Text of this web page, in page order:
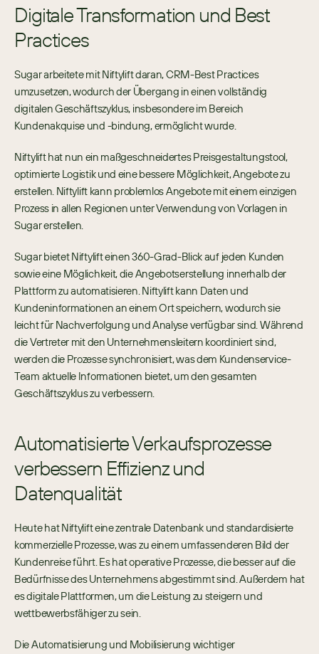
Digitale Transformation und Best
Practices
Sugar arbeitete mit Niftylift daran, CRM-Best Practices
umzusetzen, wodurch der Übergang in einen vollständig
digitalen Geschäftszyklus, insbesondere im Bereich
Kundenakquise und -bindung, ermöglicht wurde.
Niftylift hat nun ein maßgeschneidertes Preisgestaltungstool,
optimierte Logistik und eine bessere Möglichkeit, Angebote zu
erstellen. Niftylift kann problemlos Angebote mit einem einzigen
Prozess in allen Regionen unter Verwendung von Vorlagen in
Sugar erstellen.
Sugar bietet Niftylift einen 360-Grad-Blick auf jeden Kunden
sowie eine Möglichkeit, die Angebotserstellung innerhalb der
Plattform zu automatisieren. Niftylift kann Daten und
Kundeninformationen an einem Ort speichern, wodurch sie
leicht für Nachverfolgung und Analyse verfügbar sind. Während
die Vertreter mit den Unternehmensleitern koordiniert sind,
werden die Prozesse synchronisiert, was dem Kundenservice-
Team aktuelle Informationen bietet, um den gesamten
Geschäftszyklus zu verbessern.
Automatisierte Verkaufsprozesse
verbessern Effizienz und
Datenqualität
Heute hat Niftylift eine zentrale Datenbank und standardisierte
kommerzielle Prozesse, was zu einem umfassenderen Bild der
Kundenreise führt. Es hat operative Prozesse, die besser auf die
Bedürfnisse des Unternehmens abgestimmt sind. Außerdem hat
es digitale Plattformen, um die Leistung zu steigern und
wettbewerbsfähiger zu sein.
Die Automatisierung und Mobilisierung wichtiger